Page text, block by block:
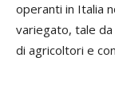
operanti in Italia
variegato, tale
di agricoltori e